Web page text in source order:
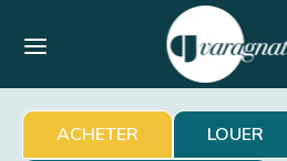
ACHETER
LOUER